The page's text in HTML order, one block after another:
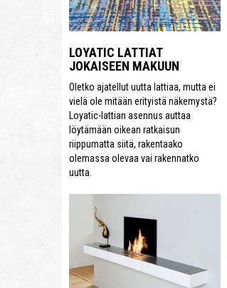
LOYATIC LATTIAT
JOKAISEEN MAKUUN
Oletko ajatellut uutta lattiaa, mutta ei
vielä ole mitään erityistä näkemystä?
Loyatic-lattian asennus auttaa
löytämään oikean ratkaisun
riippumatta siitä, rakentaako
olemassa olevaa vai rakennatko
uutta.